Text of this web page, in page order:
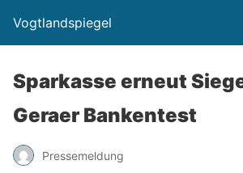
Vogtlandspiegel
Sparkasse erneut
Geraer Bankentest
Pressemeldung